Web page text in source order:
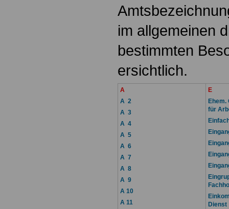
im allgemeinen
bestimmten
ersichtlich.
A
A 2
A 3
A 4
A 5
A 6
A 7
A 8
A 9
A 10
A 11
E
für
Dienst